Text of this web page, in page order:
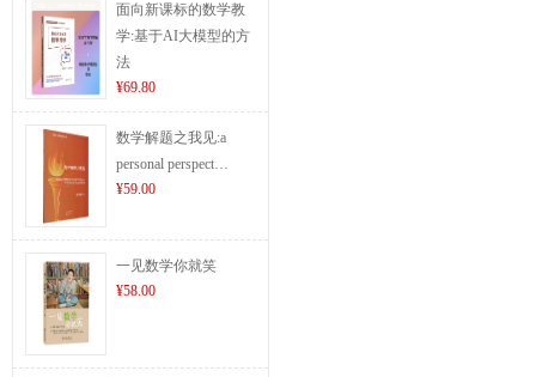
面向新课标的数学教
学:基于AI大模型的方
法
¥69.80
数学解题之我见:a
personal perspect…
¥59.00
一见数学你就笑
¥58.00